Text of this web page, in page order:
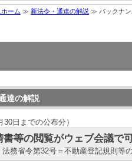
ーム ≫ 新法令・通達の解説 ≫ バックナン
達の解説
30日までの公布分）
書等の閲覧がウェブ会議で
法務省令第32号＝不動産登記規則等